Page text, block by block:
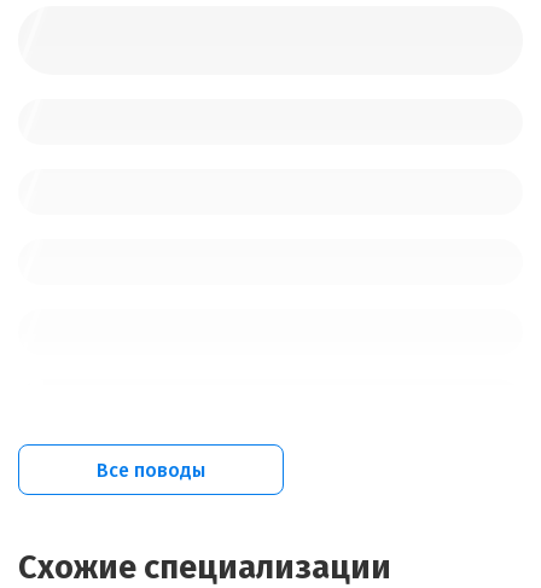
Все поводы
Схожие специализации